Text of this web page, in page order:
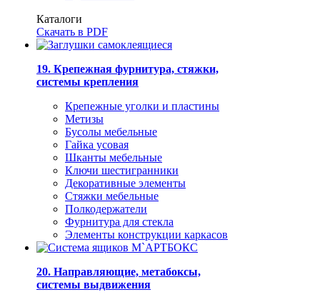
Каталоги
Скачать в PDF
19. Крепежная фурнитура, стяжки,
системы крепления
Крепежные уголки и пластины
Метизы
Бусолы мебельные
Гайка усовая
Шканты мебельные
Ключи шестигранники
Декоративные элементы
Стяжки мебельные
Полкодержатели
Фурнитура для стекла
Элементы конструкции каркасов
20. Направляющие, метабоксы,
системы выдвижения